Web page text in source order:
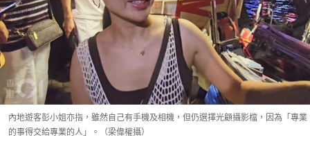
內地遊客彭小姐亦指，雖然自己有手機及相機，但仍選擇光顧攝影檔，因為「專業
的事得交給專業的人」。（梁偉權攝）